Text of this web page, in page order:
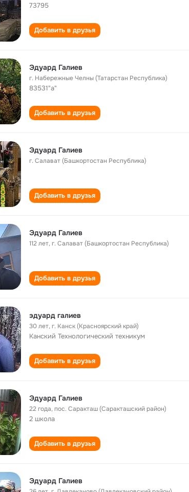
73795
Добавить в друзья
Эдуард Галиев
г. Набережные Челны (Татарстан Республика)
83531"а"
Добавить в друзья
Эдуард Галиев
г. Салават (Башкортостан Республика)
Добавить в друзья
Эдуард Галиев
112 лет,г. Салават (Башкортостан Республика)
Добавить в друзья
эдуард галиев
30 лет,г. Канск (Красноярский край)
Канский Технологический техникум
Добавить в друзья
Эдуард Галиев
22 года,пос. Саракташ (Саракташский район)
2 школа
Добавить в друзья
Эдуард Галиев